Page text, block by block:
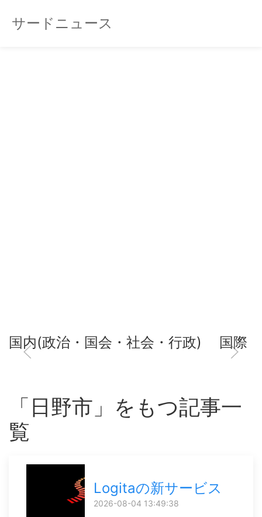
サードニュース
国内(政治・国会・社会・行政) 国際
「日野市」をもつ記事一
覧
Logitaの新サービス
2026-08-04 13:49:38